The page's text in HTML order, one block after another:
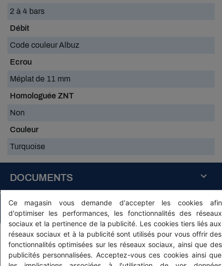
2 à 4 bars
Débit
Code couleur Albuz
Ecrou
Méplat de 11 mm
Homologuée ZNT
Non
Couleur
Turquoise
DOCUMENTS
buse-
albuz-
ape-
doc.pdf
Télécharger
(166.15k)
PRODUITS ASSOCIÉS
Ce magasin vous demande d'accepter les cookies afin
d'optimiser les performances, les fonctionnalités des réseaux
sociaux et la pertinence de la publicité. Les cookies tiers liés aux
réseaux sociaux et à la publicité sont utilisés pour vous offrir des
fonctionnalités optimisées sur les réseaux sociaux, ainsi que des
publicités personnalisées. Acceptez-vous ces cookies ainsi que